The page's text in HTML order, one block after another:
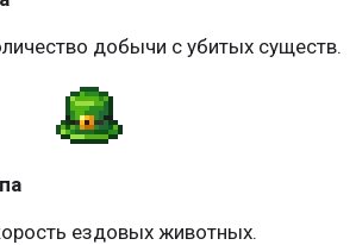
добычи с убитых существ.
ездовых животных.